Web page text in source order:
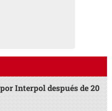
Interpol después de 20